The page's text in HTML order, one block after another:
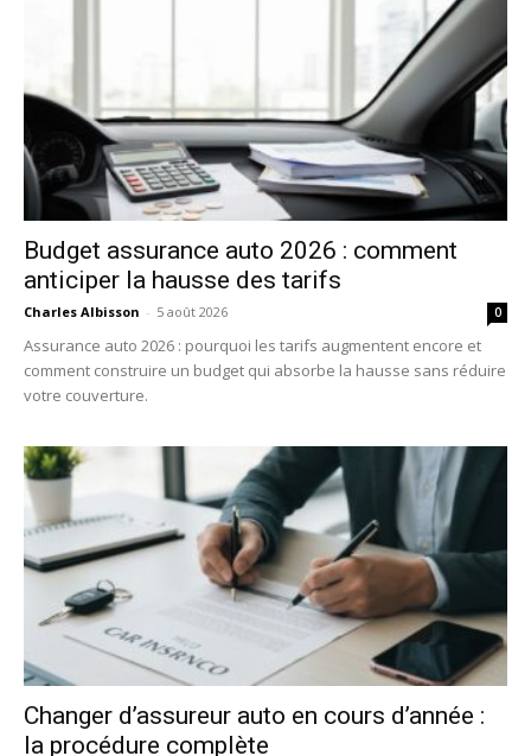
Budget assurance auto 2026 : comment
anticiper la hausse des tarifs
Charles Albisson - 5 août 2026 0
Assurance auto 2026 : pourquoi les tarifs augmentent encore et
comment construire un budget qui absorbe la hausse sans réduire
votre couverture.
Changer d’assureur auto en cours d’année :
la procédure complète